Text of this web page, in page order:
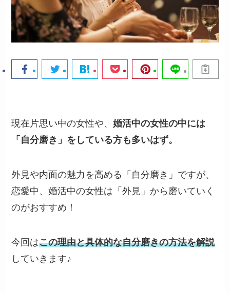
現在片思い中の女性や、婚活中の女性の中には
「自分磨き」をしている方も多いはず。
外見や内面の魅力を高める「自分磨き」ですが、
恋愛中、婚活中の女性は「外見」から磨いていく
のがおすすめ！
今回はこの理由と具体的な自分磨きの方法を解説
していきます♪